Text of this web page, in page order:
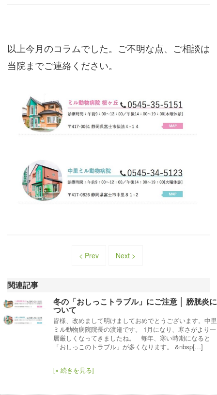
以上今月のコラムでした。ご不明な点、ご相談は
当院までご連絡ください。
< Prev Next >
関連記事
冬の「おしっこトラブル」にご注意 │ 膀胱炎に
ついて
皆様、改めまして明けましておめでとうございます。中里
ミル動物病院院長の渡邉です。 1月になり、寒さがより一
層厳しくなってきましたね。 毎年、寒い時期になると
「おしっこのトラブル」が多くなります。 &nbsp[…]
[» 続きを見る]